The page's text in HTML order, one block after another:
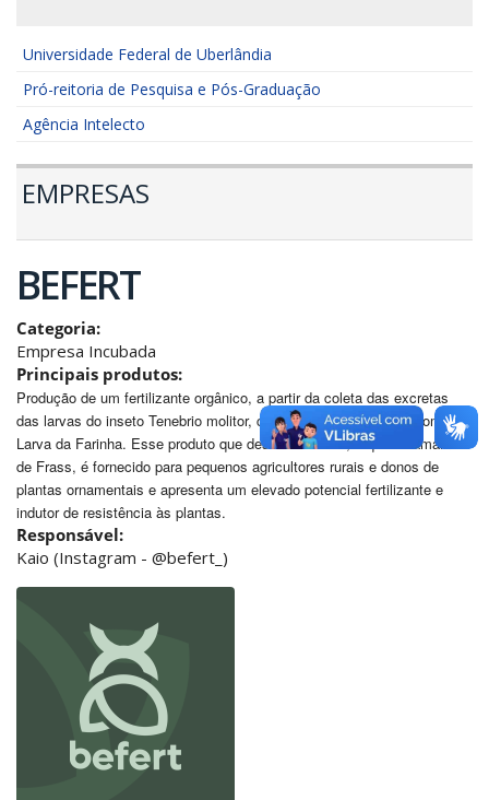
Universidade Federal de Uberlândia
Pró-reitoria de Pesquisa e Pós-Graduação
Agência Intelecto
EMPRESAS
BEFERT
Categoria:
Empresa Incubada
Principais produtos:
Produção de um fertilizante orgânico, a partir da coleta das excretas
das larvas do inseto Tenebrio molitor, conhecido popularmente como
Larva da Farinha. Esse produto que desenvolvemos, o qual chamamos
de Frass, é fornecido para pequenos agricultores rurais e donos de
plantas ornamentais e apresenta um elevado potencial fertilizante e
indutor de resistência às plantas.
Responsável:
Kaio (Instagram - @befert_)